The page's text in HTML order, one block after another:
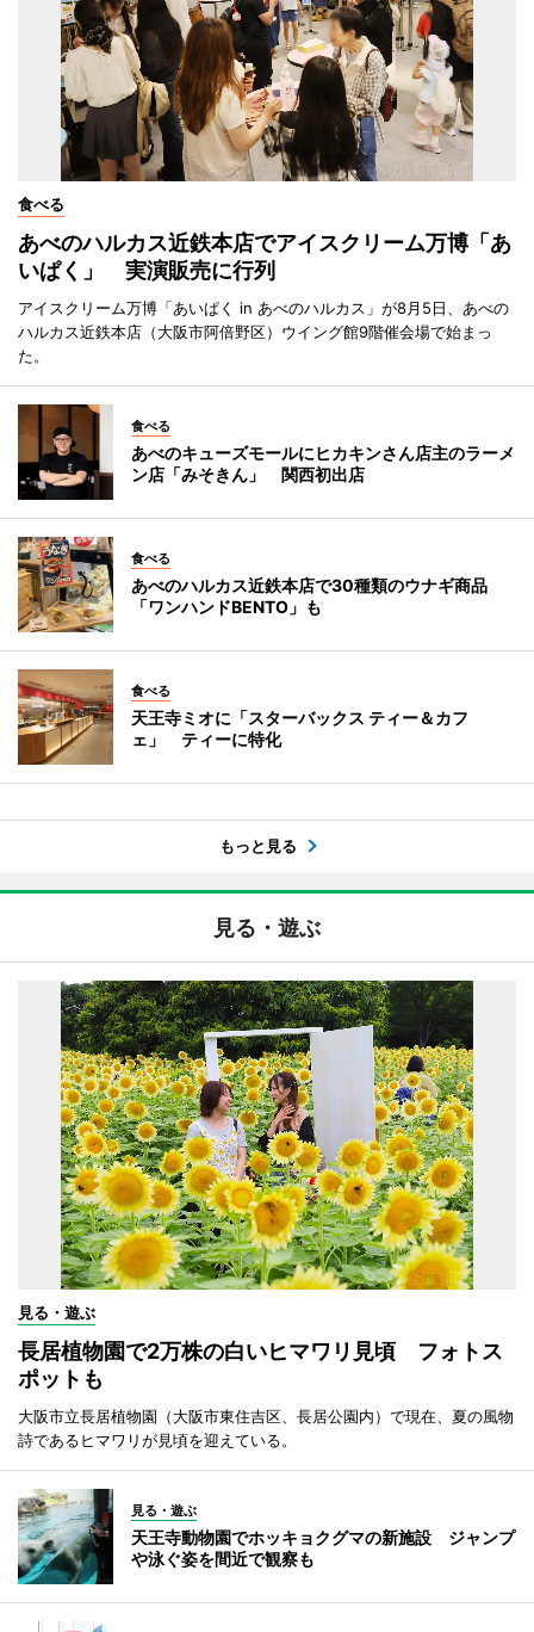
食べる
あべのハルカス近鉄本店でアイスクリーム万博「あ
いぱく」 実演販売に行列
アイスクリーム万博「あいぱく in あべのハルカス」が8月5日、あべの
ハルカス近鉄本店（大阪市阿倍野区）ウイング館9階催会場で始まっ
た。
食べる
あべのキューズモールにヒカキンさん店主のラーメ
ン店「みそきん」 関西初出店
食べる
あべのハルカス近鉄本店で30種類のウナギ商品
「ワンハンドBENTO」も
食べる
天王寺ミオに「スターバックス ティー＆カフ
ェ」 ティーに特化
もっと見る
見る・遊ぶ
見る・遊ぶ
長居植物園で2万株の白いヒマワリ見頃 フォトス
ポットも
大阪市立長居植物園（大阪市東住吉区、長居公園内）で現在、夏の風物
詩であるヒマワリが見頃を迎えている。
見る・遊ぶ
天王寺動物園でホッキョクグマの新施設 ジャンプ
や泳ぐ姿を間近で観察も